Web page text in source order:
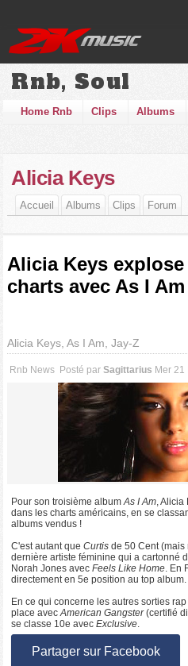
Rnb, Soul
Home Rnb Clips Albums
Alicia Keys
Accueil Albums Clips Forum
Alicia Keys
charts avec As I Am
Alicia Keys, As I Am, Jay-Z
Rnb News Posté parSagittarius Mer 21
Pour son troisième albumAs I Am, Alicia
dans les charts américains, en se
albums vendus !
C'est autant queCurtis de 50 Cent
dernière artiste féminine qui a cartonné
Norah Jones avecFeels Like Home. En
directement en 5e position au top album.
En ce qui concerne les autres sorties
place avecAmerican Gangster(certifié
se classe 10e avecExclusive.
Partager sur Facebook